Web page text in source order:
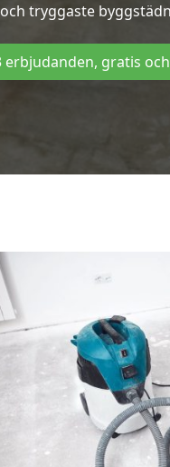
och tryggaste
erbjudanden, gratis